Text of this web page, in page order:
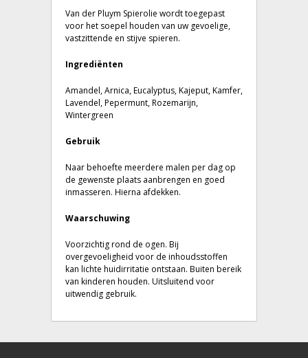
Van der Pluym Spierolie wordt toegepast
voor het soepel houden van uw gevoelige,
vastzittende en stijve spieren.
Ingrediënten
Amandel, Arnica, Eucalyptus, Kajeput, Kamfer,
Lavendel, Pepermunt, Rozemarijn,
Wintergreen
Gebruik
Naar behoefte meerdere malen per dag op
de gewenste plaats aanbrengen en goed
inmasseren. Hierna afdekken.
Waarschuwing
Voorzichtig rond de ogen. Bij
overgevoeligheid voor de inhoudsstoffen
kan lichte huidirritatie ontstaan. Buiten bereik
van kinderen houden. Uitsluitend voor
uitwendig gebruik.